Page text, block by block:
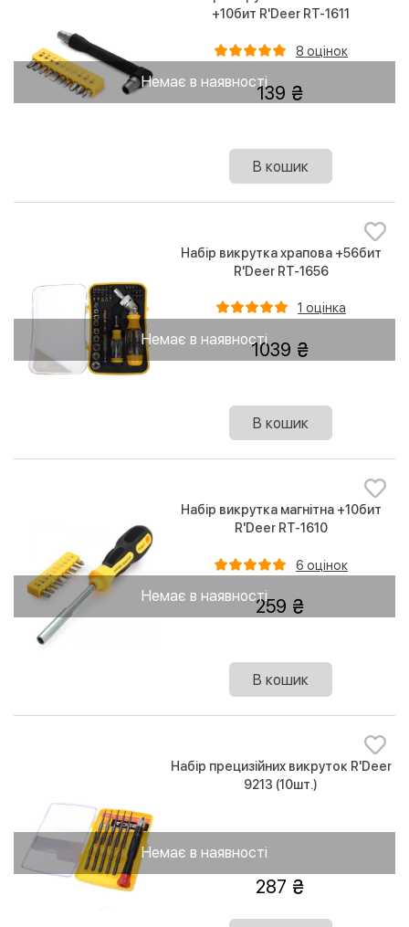
Немає в наявності
+10бит R'Deer RT-1611
8 оцінок
139
В кошик
Немає в наявності
Набір викрутка храпова +56бит
R'Deer RT-1656
1 оцінка
1039
В кошик
Немає в наявності
Набір викрутка магнітна +10бит
R'Deer RT-1610
6 оцінок
259
В кошик
Немає в наявності
Набір прецизійних викруток R'Deer
9213 (10шт.)
287